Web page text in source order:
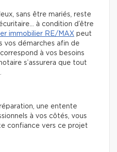
sans être mariés, reste
à condition d’être
immobilier RE/MAX peut
vos démarches afin de
à vos besoins
s’assurera que tout
une entente
à vos côtés, vous
confiance vers ce projet